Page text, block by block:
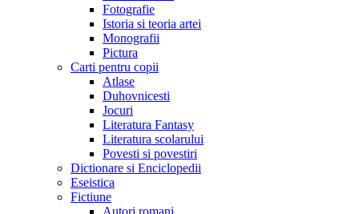
Fotografie
Istoria si teoria artei
Monografii
Pictura
Carti pentru copii
Atlase
Duhovnicesti
Jocuri
Literatura Fantasy
Literatura scolarului
Povesti si povestiri
Dictionare si Enciclopedii
Eseistica
Fictiune
Autori romani